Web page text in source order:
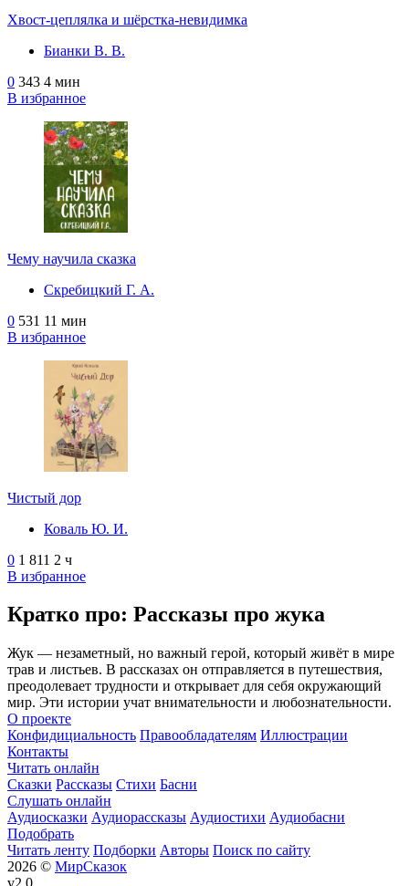
Хвост-цеплялка и шёрстка-невидимка
Бианки В. В.
0 343 4 мин
В избранное
Чему научила сказка
Скребицкий Г. А.
0 531 11 мин
В избранное
Чистый дор
Коваль Ю. И.
0 1 811 2 ч
В избранное
Кратко про: Рассказы про жука
Жук — незаметный, но важный герой, который живёт в мире
трав и листьев. В рассказах он отправляется в путешествия,
преодолевает трудности и открывает для себя окружающий
мир. Эти истории учат внимательности и любознательности.
О проекте
Конфидициальность Правообладателям Иллюстрации
Контакты
Читать онлайн
Сказки Рассказы Стихи Басни
Слушать онлайн
Аудиосказки Аудиорассказы Аудиостихи Аудиобасни
Подобрать
Читать ленту Подборки Авторы Поиск по сайту
2026 © МирСказок